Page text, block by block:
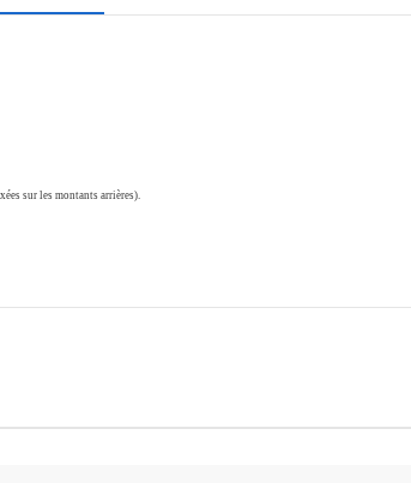
sur les montants arrières).